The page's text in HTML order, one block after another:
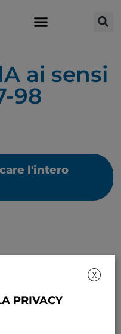
ai sensi
98
l'intero
X
PRIVACY